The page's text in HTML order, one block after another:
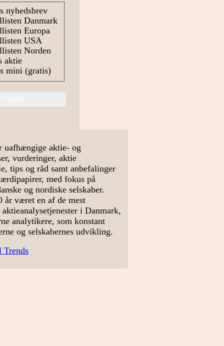
nyhedsbrev
Danmark
Europa
USA
Norden
aktie
mini (gratis)
uafhængige aktie- og
vurderinger, aktie
tips og råd samt anbefalinger
med fokus på
og nordiske selskaber.
år været en af de mest
aktieanalysetjenester i Danmark,
analytikere, som konstant
og selskabernes udvikling.
Trends